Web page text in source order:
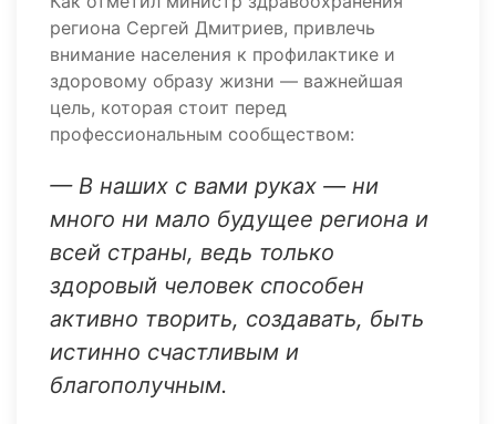
региона Сергей Дмитриев, привлечь
внимание населения к профилактике и
здоровому образу жизни — важнейшая
цель, которая стоит перед
профессиональным сообществом:
— В наших с вами руках — ни
много ни мало будущее региона и
всей страны, ведь только
здоровый человек способен
активно творить, создавать, быть
истинно счастливым и
благополучным.